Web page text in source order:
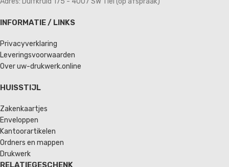
INFORMATIE / LINKS
Privacyverklaring
Leveringsvoorwaarden
Over uw-drukwerk.online
HUISSTIJL
Zakenkaartjes
Enveloppen
Kantoorartikelen
Ordners en mappen
Drukwerk